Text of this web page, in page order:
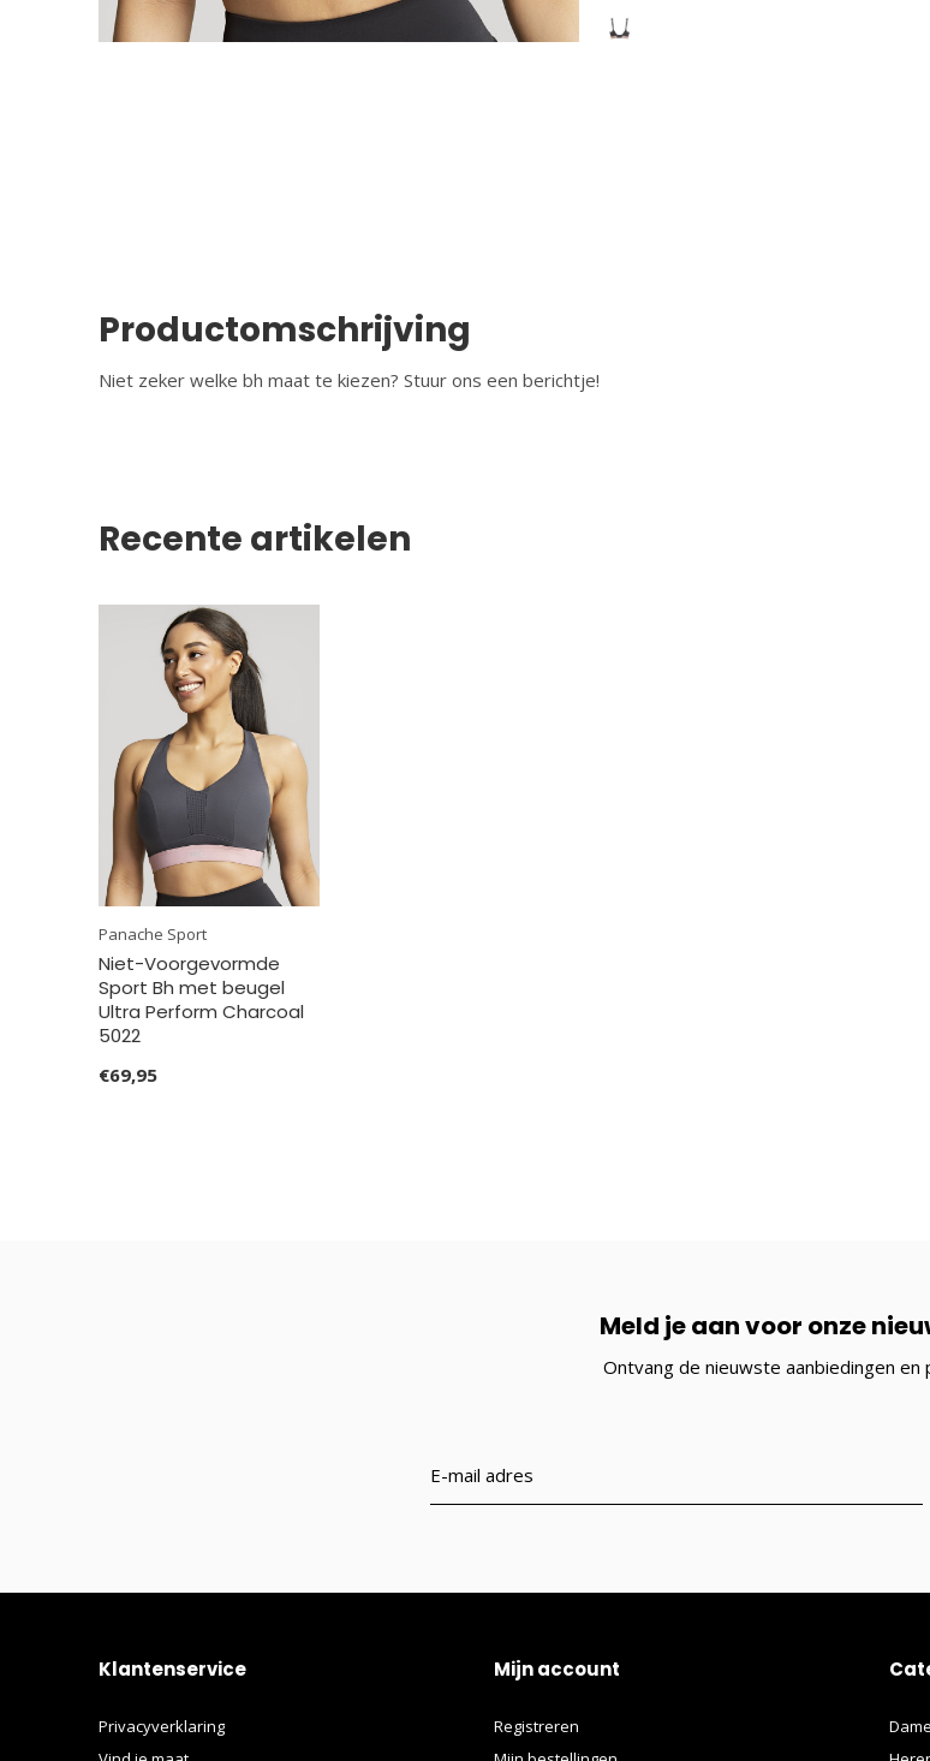
Productomschrijving
Niet zeker welke bh maat te kiezen? Stuur ons een berichtje!
Recente artikelen
Panache Sport
Niet-Voorgevormde
Sport Bh met beugel
Ultra Perform Charcoal
5022
€69,95
Meld je aan voor onze
Ontvang de nieuwste aanbiedingen en
Klantenservice
Privacyverklaring
Mijn account
Registreren